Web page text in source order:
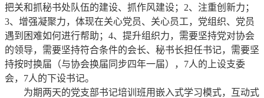
把关和抓秘书处队伍的建设、抓作风建设；2、注重创新力；
3、增强凝聚力，体现在关心党员、关心员工，党组织、党员
遇到困难如何进行帮助；4、提升组织力，需要坚持党对协会
的领导，需要坚持符合条件的会长、秘书长担任书记，需要坚
持按时换届（与协会换届同步四年一届），7人的上设支委
会，7人的下设书记。
为期两天的党支部书记培训班用嵌入式学习模式，互动式